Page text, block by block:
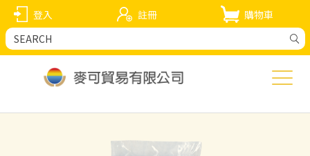
登入 註冊 購物車